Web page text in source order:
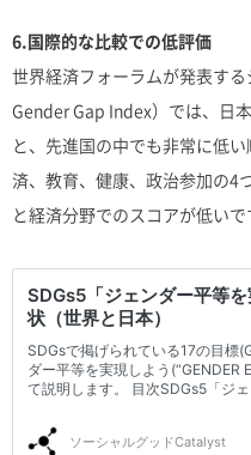
6.国際的な比較での低評価
世界経済フォーラムが発表す
Gender Gap Index）では、日
と、先進国の中でも非常に低
済、教育、健康、政治参加の4
と経済分野でのスコアが低いで